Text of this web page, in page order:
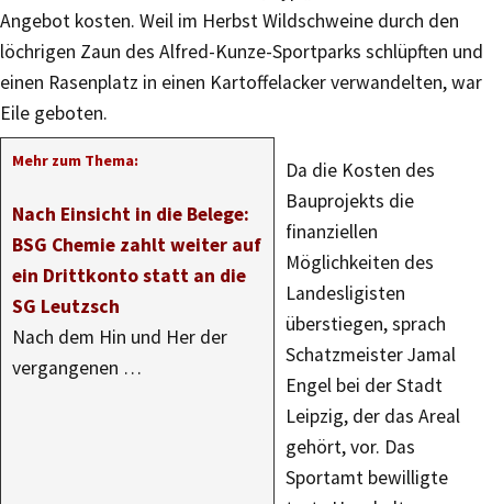
Angebot kosten. Weil im Herbst Wildschweine durch den
löchrigen Zaun des Alfred-Kunze-Sportparks schlüpften und
einen Rasenplatz in einen Kartoffelacker verwandelten, war
Eile geboten.
Mehr zum Thema:
Nach Einsicht in die Belege:
BSG Chemie zahlt weiter auf
ein Drittkonto statt an die
SG Leutzsch
Nach dem Hin und Her der
vergangenen …
Da die Kosten des
Bauprojekts die
finanziellen
Möglichkeiten des
Landesligisten
überstiegen, sprach
Schatzmeister Jamal
Engel bei der Stadt
Leipzig, der das Areal
gehört, vor. Das
Sportamt bewilligte